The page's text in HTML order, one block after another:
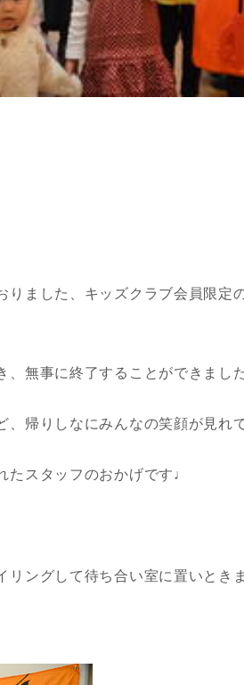
りました、キッズクラブ会員限定
無事に終了することができました
帰りしなにみんなの笑顔が見れ
たスタッフのおかげです♩
リングして待ち合い室に置いと